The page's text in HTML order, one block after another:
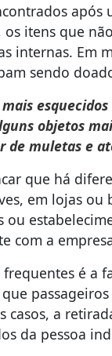
os itens que
internas. Em
sendo
objetos
de muletas e
que há
em lojas ou
ou
com a
é a
casos, a
da pessoa